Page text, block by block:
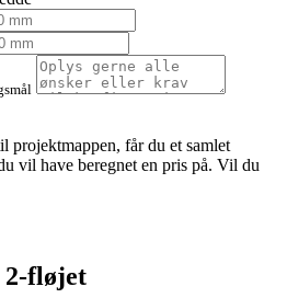
får du et samlet
vil have beregnet en pris på. Vil du
fløjet